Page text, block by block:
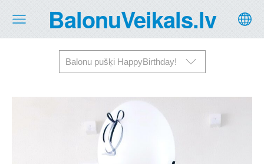
BalonuVeikals.lv
Balonu pušķi HappyBirthday!